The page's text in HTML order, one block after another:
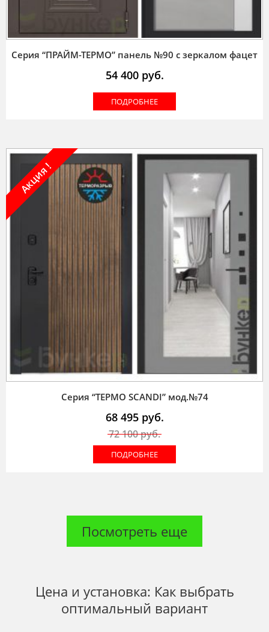
Серия “ПРАЙМ-ТЕРМО” панель №90 с зеркалом фацет
54 400руб.
ПОДРОБНЕЕ
Акция !
Серия “ТЕРМО SCANDI” мод.№74
68 495руб.
72 100руб.
ПОДРОБНЕЕ
Посмотреть еще
Цена и установка: Как выбрать
оптимальный вариант